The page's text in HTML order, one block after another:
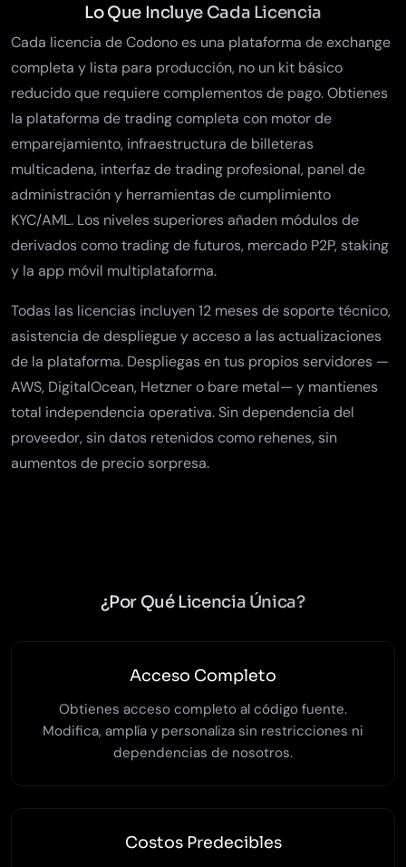
Lo Que Incluye Cada Licencia
Cada licencia de Codono es una plataforma de exchange
completa y lista para producción, no un kit básico
reducido que requiere complementos de pago. Obtienes
la plataforma de trading completa con motor de
emparejamiento, infraestructura de billeteras
multicadena, interfaz de trading profesional, panel de
administración y herramientas de cumplimiento
KYC/AML. Los niveles superiores añaden módulos de
derivados comotrading de futuros, mercado P2P, staking
y la app móvil multiplataforma.
Todas las licencias incluyen 12 meses de soporte técnico,
asistencia de despliegue y acceso a las actualizaciones
de la plataforma. Despliegas en tus propios servidores —
AWS, DigitalOcean, Hetzner o bare metal— y mantienes
total independencia operativa. Sin dependencia del
proveedor, sin datos retenidos como rehenes, sin
aumentos de precio sorpresa.
¿Por Qué Licencia Única?
Acceso Completo
Obtienes acceso completo al código fuente.
Modifica, amplía y personaliza sin restricciones ni
dependencias de nosotros.
Costos Predecibles